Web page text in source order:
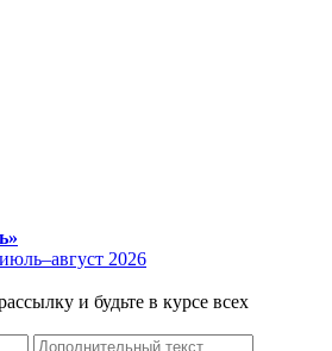
2026
и будьте в курсе всех